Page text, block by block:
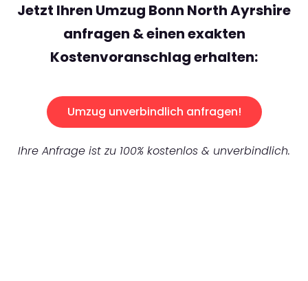
Jetzt Ihren Umzug Bonn North Ayrshire
anfragen & einen exakten
Kostenvoranschlag erhalten:
Umzug unverbindlich anfragen!
Ihre Anfrage ist zu 100% kostenlos & unverbindlich.